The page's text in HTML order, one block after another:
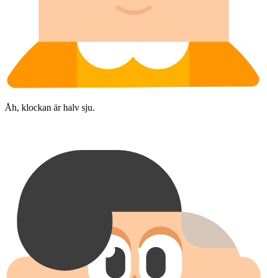
Åh, klockan är halv sju.